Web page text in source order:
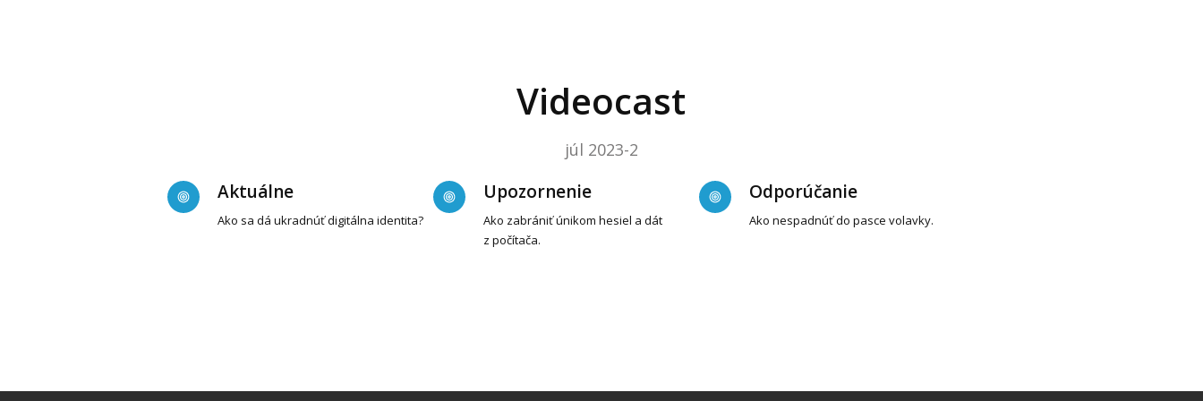
Videocast
júl 2023-2
Aktuálne
Ako sa dá ukradnúť digitálna identita?
Upozornenie
Ako zabrániť únikom hesiel a dát
z počítača.
Odporúčanie
Ako nespadnúť do pasce volavky.